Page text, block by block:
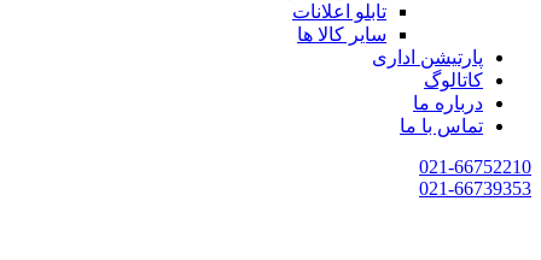
تابلو اعلانات
سایر کالا ها
پارتیشن اداری
کاتالوگ
درباره ما
تماس با ما
021-66752210
021-66739353